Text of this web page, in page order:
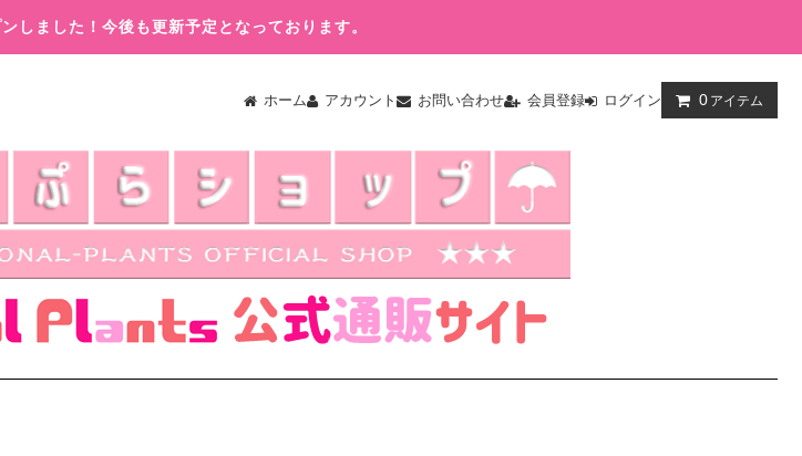
しました！今後も更新予定となっております。
ホーム アカウント お問い合わせ 会員登録 ログイン 0 アイテム